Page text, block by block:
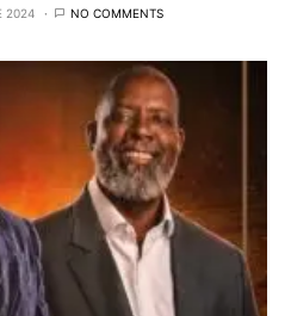
2024 NO COMMENTS